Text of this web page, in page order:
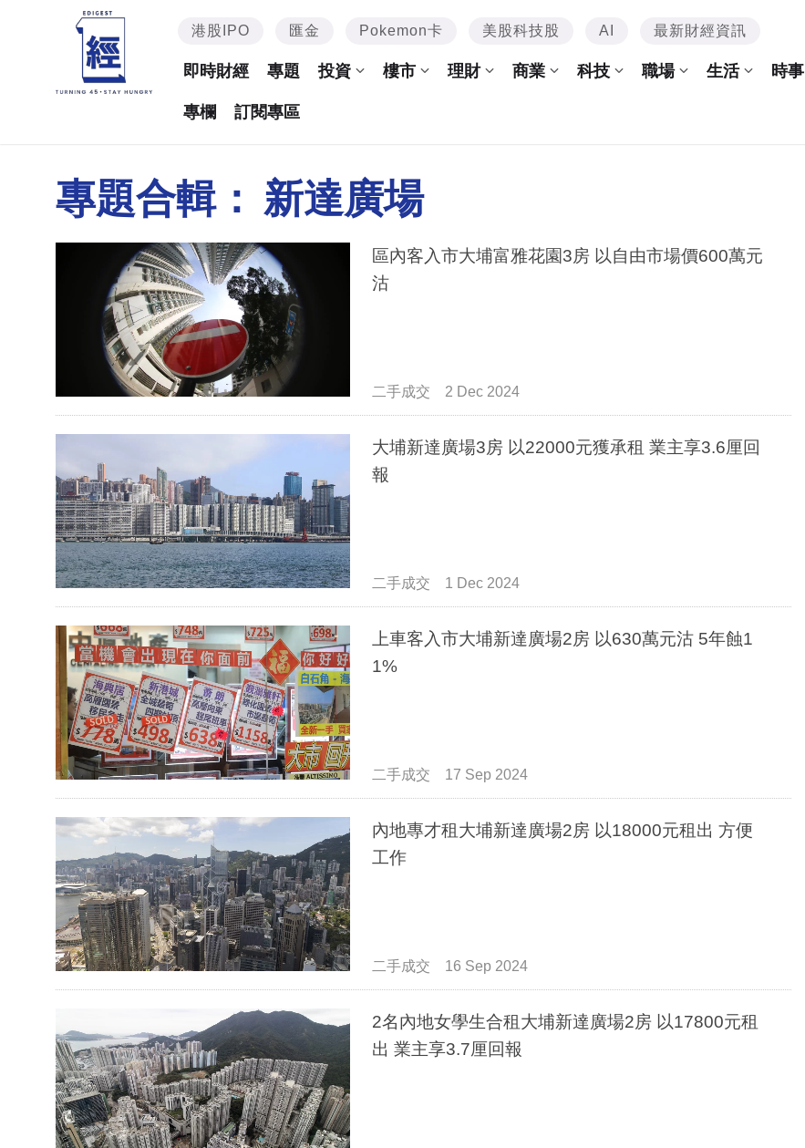
港股IPO 匯金 Pokemon卡 美股科技股 AI 最新財經資訊
即時財經 專題 投資 樓市 理財 商業 科技 職場 生活 時事
專欄 訂閱專區
專題合輯： 新達廣場
區內客入市大埔富雅花園3房 以自由市場價600萬元
沽
二手成交 2 Dec 2024
大埔新達廣場3房 以22000元獲承租 業主享3.6厘回
報
二手成交 1 Dec 2024
上車客入市大埔新達廣場2房 以630萬元沽 5年蝕1
1%
二手成交 17 Sep 2024
內地專才租大埔新達廣場2房 以18000元租出 方便
工作
二手成交 16 Sep 2024
2名內地女學生合租大埔新達廣場2房 以17800元租
出 業主享3.7厘回報